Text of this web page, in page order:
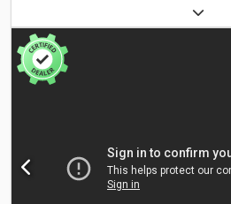
максимальная грузоподъёмность:
осей:4x2, цвет:белый, тип передачи:
выбросов:
,
Оборудование: